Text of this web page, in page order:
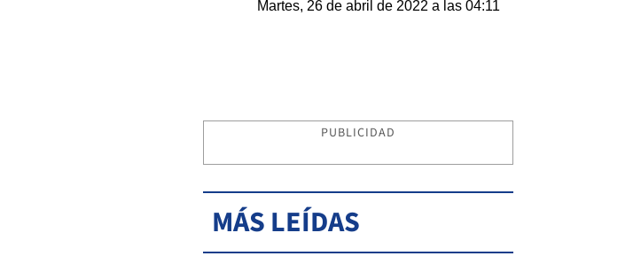
Martes, 26 de abril de 2022 a las 04:11
PUBLICIDAD
MÁS LEÍDAS